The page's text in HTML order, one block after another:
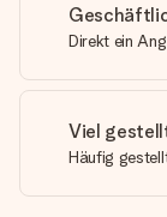
Direkt ein
Viel
Häufig